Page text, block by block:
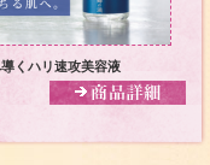
くハリ速攻美容液